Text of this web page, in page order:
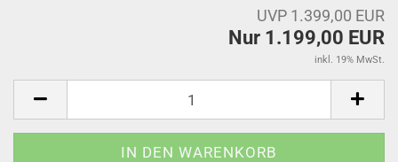
UVP 1.399,00 EUR
Nur 1.199,00 EUR
inkl. 19% MwSt.